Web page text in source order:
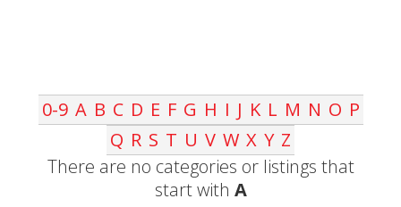
0-9 A B C D E F G H I J K L M N O P
Q R S T U V W X Y Z
There are no categories or listings that
start with A